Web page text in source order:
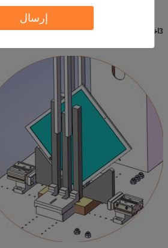
إرسال
3اختبار الزاوية